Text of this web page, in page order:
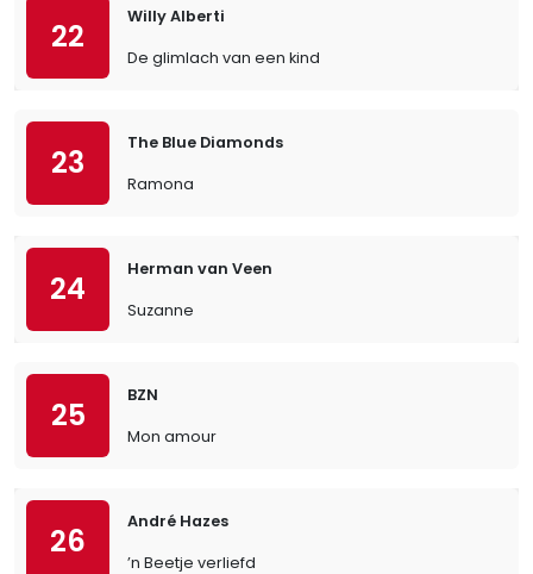
22
Willy Alberti
De glimlach van een kind
23
The Blue Diamonds
Ramona
24
Herman van Veen
Suzanne
25
BZN
Mon amour
26
André Hazes
’n Beetje verliefd